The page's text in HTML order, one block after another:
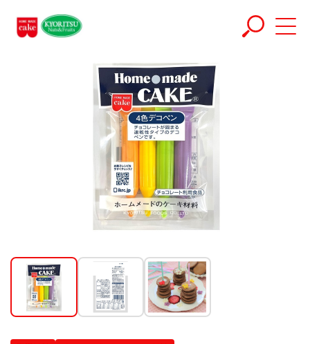
ホーム商品4色デコペン(速乾性)